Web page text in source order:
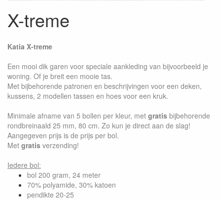
X-treme
Katia X-treme
Een mooi dik garen voor speciale aankleding van bijvoorbeeld je
woning. Of je breit een mooie tas.
Met bijbehorende patronen en beschrijvingen voor een deken,
kussens, 2 modellen tassen en hoes voor een kruk.
Minimale afname van 5 bollen per kleur, met gratis bijbehorende
rondbreinaald 25 mm, 80 cm. Zo kun je direct aan de slag!
Aangegeven prijs is de prijs per bol.
Met gratis verzending!
Iedere bol:
bol 200 gram, 24 meter
70% polyamide, 30% katoen
pendikte 20-25